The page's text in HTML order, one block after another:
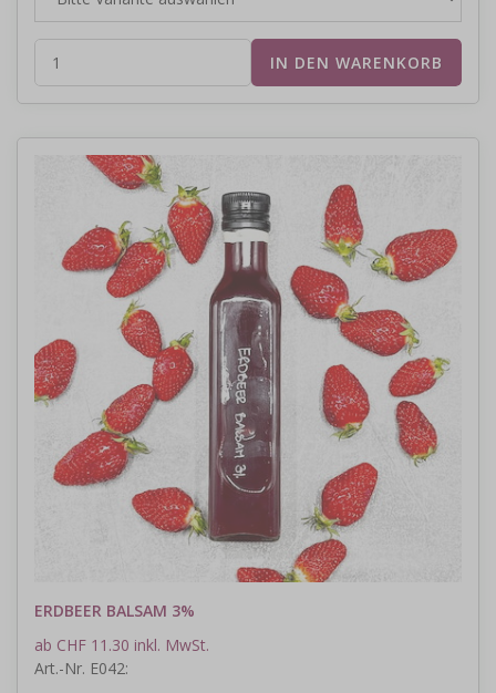
ERDBEER BALSAM 3%
ab CHF 11.30 inkl. MwSt.
Art.-Nr. E042: